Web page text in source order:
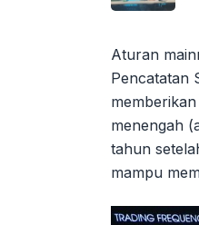
Aturan
Pencatatan
menengah
tahun
mampu